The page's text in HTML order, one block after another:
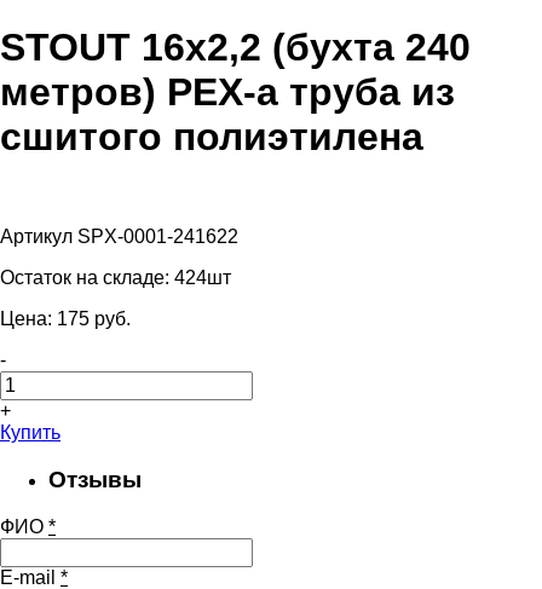
STOUT 16х2,2 (бухта 240
метров) PEX-a труба из
сшитого полиэтилена
Артикул SPX-0001-241622
Остаток на складе: 424шт
Цена: 175 pуб.
-
+
Купить
Отзывы
ФИО *
E-mail *